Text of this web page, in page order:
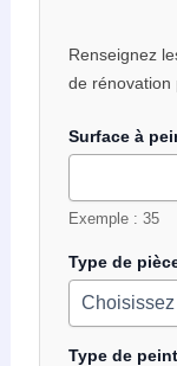
Renseignez
de rénovation
Surface à
Exemple : 35
Type de
Type de